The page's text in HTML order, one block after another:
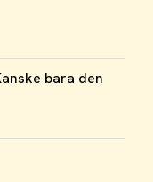
bara den